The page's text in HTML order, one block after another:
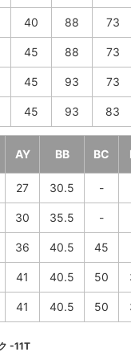
40 88 73
45 88 73
45 93 73
45 93 83
AY BB BC
27 30.5 -
30 35.5 -
36 40.5 45
41 40.5 50
41 40.5 50
-11T